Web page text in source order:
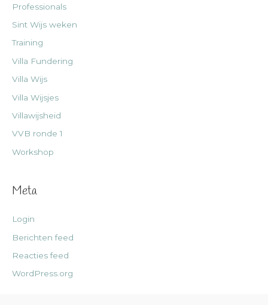
Professionals
Sint Wijs weken
Training
Villa Fundering
Villa Wijs
Villa Wijsjes
Villawijsheid
VVB ronde 1
Workshop
Meta
Login
Berichten feed
Reacties feed
WordPress.org